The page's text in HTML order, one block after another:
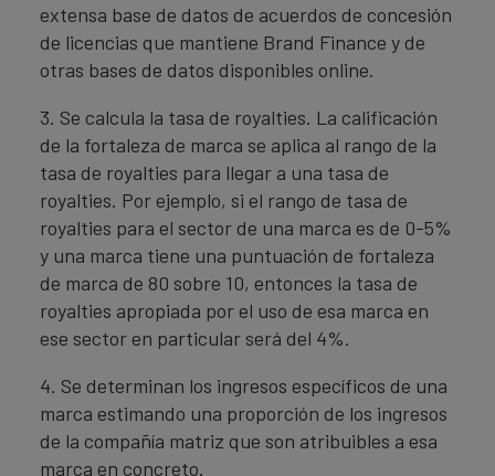
extensa base de datos de acuerdos de concesión
de licencias que mantiene Brand Finance y de
otras bases de datos disponibles online.
3. Se calcula la tasa de royalties. La calificación
de la fortaleza de marca se aplica al rango de la
tasa de royalties para llegar a una tasa de
royalties. Por ejemplo, si el rango de tasa de
royalties para el sector de una marca es de 0-5%
y una marca tiene una puntuación de fortaleza
de marca de 80 sobre 10, entonces la tasa de
royalties apropiada por el uso de esa marca en
ese sector en particular será del 4%.
4. Se determinan los ingresos específicos de una
marca estimando una proporción de los ingresos
de la compañía matriz que son atribuibles a esa
marca en concreto.